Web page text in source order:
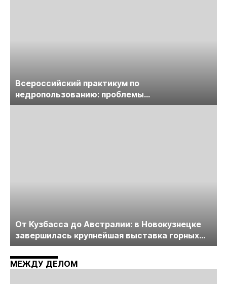
Всероссийский практикум по
недропользованию: проблемы
лицензирования, цифровизации, экспертизы
От Кузбасса до Австралии: в Новокузнецке
завершилась крупнейшая выставка горных
технологий «Недра России. Уголь России и
Майнинг»
МЕЖДУ ДЕЛОМ